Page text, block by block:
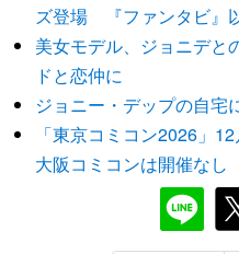
ズ登場 『ファンタビ』
美女モデル、ジョニデと
ドと恋仲に
ジョニー・デップの自宅
「東京コミコン2026」
大阪コミコンは開催なし